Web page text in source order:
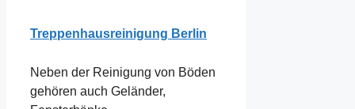
Treppenhausreinigung Berlin
Neben der Reinigung von Böden
gehören auch Geländer,